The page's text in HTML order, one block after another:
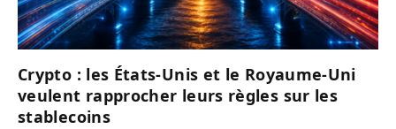
Crypto : les États-Unis et le Royaume-Uni
veulent rapprocher leurs règles sur les
stablecoins